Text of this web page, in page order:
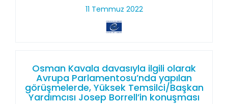
11 Temmuz 2022
Osman Kavala davasıyla ilgili olarak
Avrupa Parlamentosu’nda yapılan
görüşmelerde, Yüksek Temsilci/Başkan
Yardımcısı Josep Borrell’in konuşması